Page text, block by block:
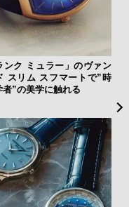
ンク ミュラー」のヴァン
スリム スフマートで”時
者”の美学に触れる
y